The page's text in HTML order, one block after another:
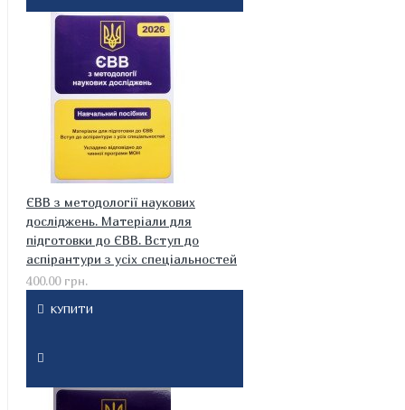
ЄВВ з методології наукових
досліджень. Матеріали для
підготовки до ЄВВ. Вступ до
аспірантури з усіх спеціальностей
400.00 грн.
КУПИТИ